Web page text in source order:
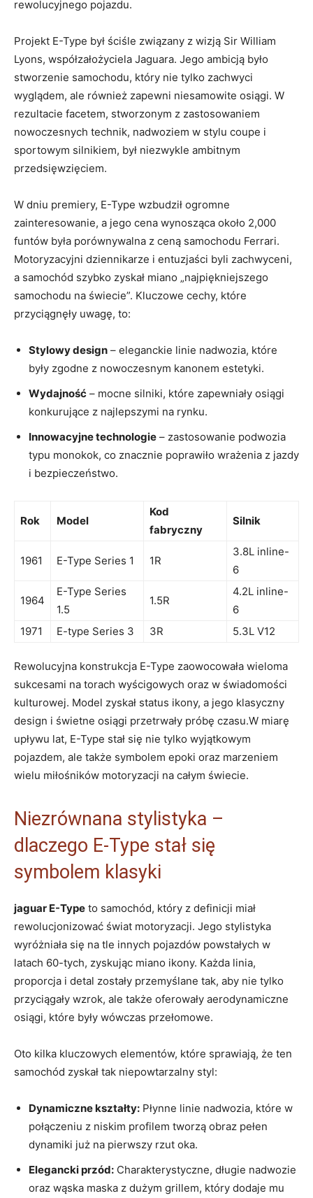
rewolucyjnego pojazdu.
Projekt E-Type był⁢ ściśle związany ​z wizją Sir William
Lyons, współzałożyciela Jaguara. ‍Jego⁢ ambicją było
stworzenie ⁣samochodu, który nie ‌tylko ⁢zachwyci
wyglądem, ale⁤ również zapewni niesamowite osiągi. ⁣W
rezultacie facetem, stworzonym z zastosowaniem
nowoczesnych technik, ⁤nadwoziem w stylu coupe i
sportowym silnikiem, był niezwykle‌ ambitnym⁤
przedsięwzięciem.
W dniu ⁢premiery, E-Type wzbudził⁣ ogromne
zainteresowanie, ⁣a jego​ cena wynosząca około 2,000
funtów była porównywalna⁤ z ceną samochodu ‌Ferrari. ​
Motoryzacyjni dziennikarze i entuzjaści byli ​zachwyceni,
a‍ samochód szybko zyskał miano „najpiękniejszego‌
samochodu na świecie”. Kluczowe cechy, które
przyciągnęły uwagę, ​to:
Stylowy‌ design – eleganckie ⁢linie nadwozia, które
były zgodne z nowoczesnym kanonem‍ estetyki.
Wydajność – mocne silniki, które zapewniały osiągi
konkurujące ⁣z najlepszymi na ‌rynku.
Innowacyjne‌ technologie – zastosowanie podwozia
typu ​monokok, co znacznie poprawiło wrażenia z⁣ jazdy
i bezpieczeństwo.
Rok Model
Kod ​
fabryczny
Silnik
1961 E-Type Series 1 1R
3.8L inline-
6
1964
E-Type Series
1.5
1.5R
4.2L inline-
6
1971
E-type Series 3 3R 5.3L V12
Rewolucyjna konstrukcja E-Type zaowocowała wieloma ​
sukcesami na⁤ torach wyścigowych oraz w świadomości
kulturowej. Model zyskał status ‍ikony, a jego klasyczny
design i świetne osiągi‍ przetrwały próbę czasu.W ​miarę
⁢upływu lat, E-Type ⁣stał się nie tylko wyjątkowym
pojazdem, ‍ale także symbolem epoki oraz ‌marzeniem
⁣wielu miłośników motoryzacji na całym świecie.
Niezrównana stylistyka‍ –
dlaczego E-Type stał się⁤
symbolem‌ klasyki
jaguar ⁢E-Type to ⁤samochód, który z definicji miał
rewolucjonizować świat motoryzacji. Jego stylistyka
wyróżniała‌ się ⁤na tle innych pojazdów ⁤powstałych ​w
latach 60-tych, ⁢zyskując miano ⁣ikony. Każda linia,
proporcja i detal zostały ​przemyślane tak, aby nie tylko
przyciągały wzrok, ale także oferowały aerodynamiczne‌
osiągi, które‍ były wówczas przełomowe.
Oto kilka kluczowych elementów, które ⁢sprawiają, że ten‌
samochód zyskał tak niepowtarzalny styl:
Dynamiczne⁤ kształty: Płynne linie nadwozia, które ​w‌
połączeniu z⁣ niskim profilem tworzą obraz pełen
dynamiki już ⁣na pierwszy rzut oka.
Elegancki przód: Charakterystyczne, długie⁢ nadwozie⁢
oraz wąska maska‍ z dużym grillem, który dodaje mu